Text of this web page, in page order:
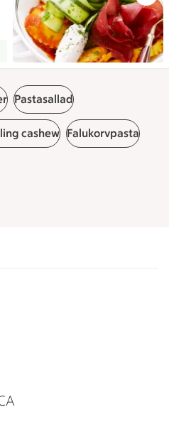
att tillaga
Pastasallad
cashew Falukorvpasta